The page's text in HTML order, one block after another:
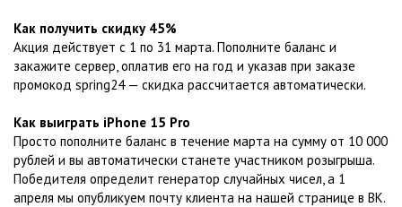
Как получить скидку 45%
Акция действует с 1 по 31 марта. Пополните баланс и
закажите сервер, оплатив его на год и указав при заказе
промокод spring24 — скидка рассчитается автоматически.
Как выиграть iPhone 15 Pro
Просто пополните баланс в течение марта на сумму от 10 000
рублей и вы автоматически станете участником розыгрыша.
Победителя определит генератор случайных чисел, а 1
апреля мы опубликуем почту клиента на нашей странице в ВК.